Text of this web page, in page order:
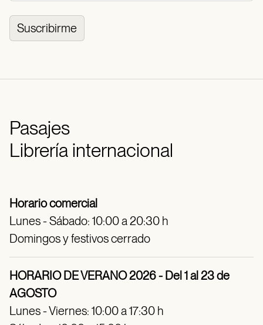
Suscribirme
Pasajes
Librería internacional
Horario comercial
Lunes - Sábado: 10:00 a 20:30 h
Domingos y festivos cerrado
HORARIO DE VERANO 2026 - Del 1 al 23 de
AGOSTO
Lunes - Viernes: 10:00 a 17:30 h